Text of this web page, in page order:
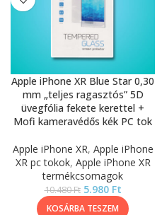
Apple iPhone XR Blue Star 0,30
mm „teljes ragasztós” 5D
üvegfólia fekete kerettel +
Mofi kameravédős kék PC tok
Apple iPhone XR, Apple iPhone
XR pc tokok, Apple iPhone XR
termékcsomagok
10.480Ft 5.980 Ft
KOSÁRBA TESZEM